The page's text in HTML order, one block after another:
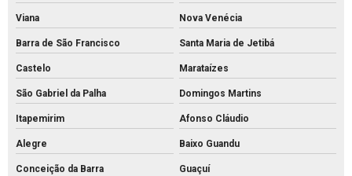
Palanque de concreto para alambrado preço
Palanque de concreto para cerca a venda
Palanque concreto para cerca
Palanque de concreto preço
Viana Nova Venécia
Barra de São Francisco Santa Maria de Jetibá
Castelo Marataízes
São Gabriel da Palha Domingos Martins
Itapemirim Afonso Cláudio
Alegre Baixo Guandu
Conceição da Barra Guaçuí